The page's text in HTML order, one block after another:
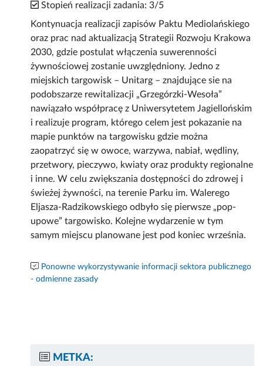
Stopień realizacji zadania: 3/5
Kontynuacja realizacji zapisów Paktu Mediolańskiego
oraz prac nad aktualizacją Strategii Rozwoju Krakowa
2030, gdzie postulat włączenia suwerenności
żywnościowej zostanie uwzględniony. Jedno z
miejskich targowisk – Unitarg – znajdujące sie na
podobszarze rewitalizacji „Grzegórzki-Wesoła”
nawiązało współpracę z Uniwersytetem Jagiellońskim
i realizuje program, którego celem jest pokazanie na
mapie punktów na targowisku gdzie można
zaopatrzyć się w owoce, warzywa, nabiał, wędliny,
przetwory, pieczywo, kwiaty oraz produkty regionalne
i inne. W celu zwiększania dostępności do zdrowej i
świeżej żywności, na terenie Parku im. Walerego
Eljasza-Radzikowskiego odbyło się pierwsze „pop-
upowe” targowisko. Kolejne wydarzenie w tym
samym miejscu planowane jest pod koniec września.
Ponowne wykorzystywanie informacji sektora publicznego
- odmienne zasady
METKA: